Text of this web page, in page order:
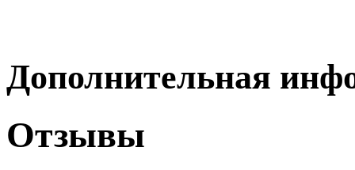
Дополнительная
Отзывы